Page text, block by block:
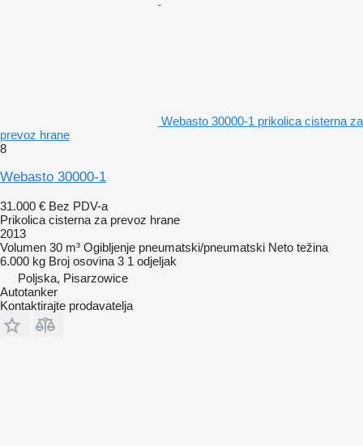
Webasto 30000-1 prikolica cisterna za
prevoz hrane
8
Webasto 30000-1
31.000 € Bez PDV-a
Prikolica cisterna za prevoz hrane
2013
Volumen 30 m³ Ogibljenje pneumatski/pneumatski Neto težina
6.000 kg Broj osovina 3 1 odjeljak
Poljska, Pisarzowice
Autotanker
Kontaktirajte prodavatelja